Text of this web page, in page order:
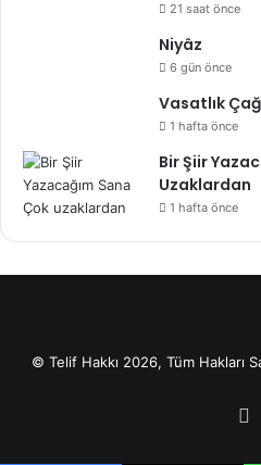
21 saat önce
Niyâz
6 gün önce
Vasatlık
1 hafta önce
Bir Şiir
Uzaklardan
1 hafta önce
© Telif Hakkı 2026, Tüm Hakları